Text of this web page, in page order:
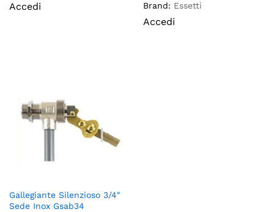
Accedi
Brand: Essetti
Accedi
Gallegiante Silenzioso 3/4″
Sede Inox Gsab34